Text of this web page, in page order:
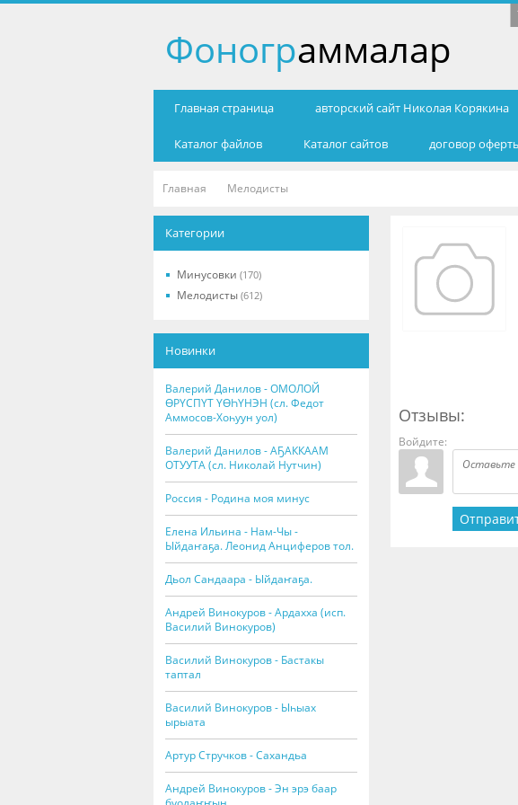
Фонограммалар
Главная страница авторский сайт Николая Корякина
Каталог файлов Каталог сайтов договор
Главная Мелодисты
Отзывы:
Войдите:
Категории
Минусовки (170)
Мелодисты (612)
Новинки
Валерий Данилов - ОМОЛОЙ
ӨРҮСПҮТ ҮӨҺҮНЭН (сл. Федот
Аммосов-Хоһуун уол)
Валерий Данилов - АҔАККААМ
ОТУУТА (сл. Николай Нутчин)
Россия - Родина моя минус
Елена Ильина - Нам-Чы -
Ыйдаҥаҕа. Леонид Анциферов тол.
Дьол Сандаара - Ыйдаҥаҕа.
Андрей Винокуров - Ардахха (исп.
Василий Винокуров)
Василий Винокуров - Бастакы
таптал
Василий Винокуров - Ыһыах
ырыата
Артур Стручков - Сахандьа
Андрей Винокуров - Эн эрэ баар